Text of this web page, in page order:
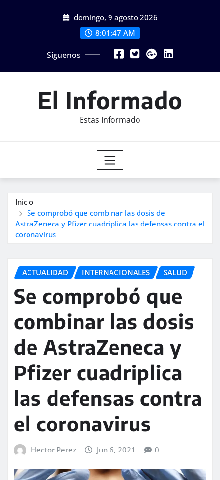
domingo, 9 agosto 2026
8:01:49 AM
Síguenos
El Informado
Estas Informado
Inicio
Se comprobó que combinar las dosis de
AstraZeneca y Pfizer cuadriplica las defensas contra el
coronavirus
ACTUALIDAD INTERNACIONALES SALUD
Se comprobó que
combinar las dosis
de AstraZeneca y
Pfizer cuadriplica
las defensas contra
el coronavirus
Hector Perez Jun 6, 2021 0